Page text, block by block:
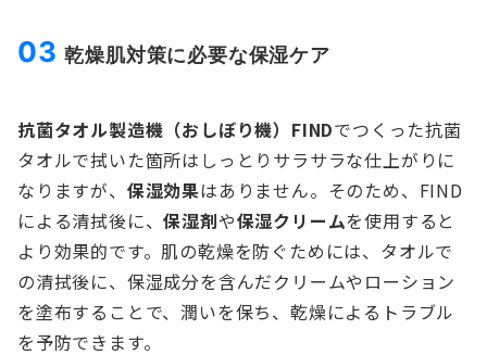
03乾燥肌対策に必要な保湿ケア
抗菌タオル製造機（おしぼり機）FINDでつくった抗菌
タオルで拭いた箇所はしっとりサラサラな仕上がりに
なりますが、 保湿効果はありません。そのため、FIND
による清拭後に、保湿剤や保湿クリームを使用すると
より効果的です。肌の乾燥を防ぐためには、タオルで
の清拭後に、保湿成分を含んだクリームやローション
を塗布することで、潤いを保ち、乾燥によるトラブル
を予防できます。